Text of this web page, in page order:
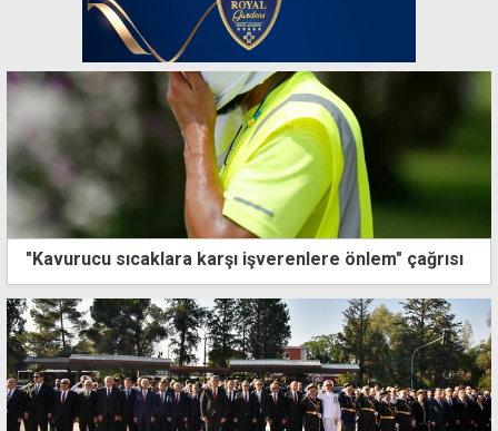
"Kavurucu sıcaklara karşı işverenlere önlem" çağrısı